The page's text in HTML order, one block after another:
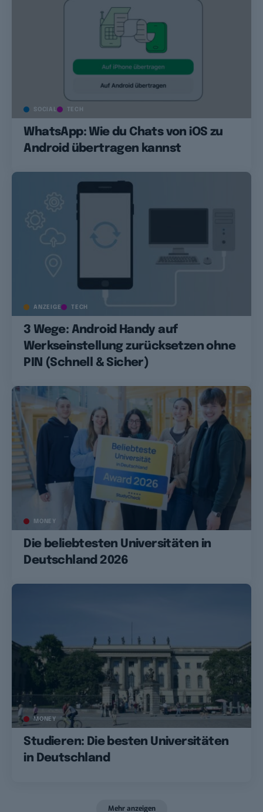
SOCIAL TECH
WhatsApp: Wie du Chats von iOS zu
Android übertragen kannst
ANZEIGE TECH
3 Wege: Android Handy auf
Werkseinstellung zurücksetzen ohne
PIN (Schnell & Sicher)
MONEY
Die beliebtesten Universitäten in
Deutschland 2026
MONEY
Studieren: Die besten Universitäten
in Deutschland
Mehr anzeigen